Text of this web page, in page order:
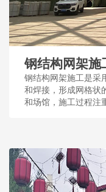
钢结构网架施
钢结构网架施工是采
和焊接，形成网格状
和场馆，施工过程注